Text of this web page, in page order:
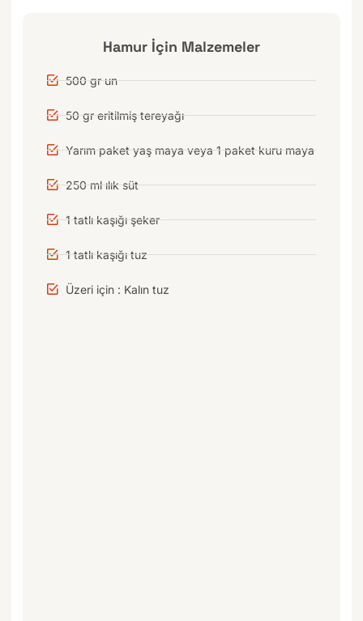
Hamur İçin Malzemeler
500 gr un
50 gr eritilmiş tereyağı
Yarım paket yaş maya veya 1 paket kuru maya
250 ml ılık süt
1 tatlı kaşığı şeker
1 tatlı kaşığı tuz
Üzeri için : Kalın tuz